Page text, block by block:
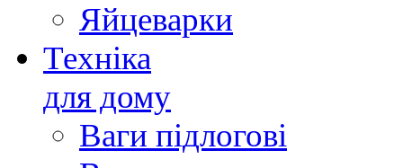
Яйцеварки
Техніка
для дому
Ваги підлогові